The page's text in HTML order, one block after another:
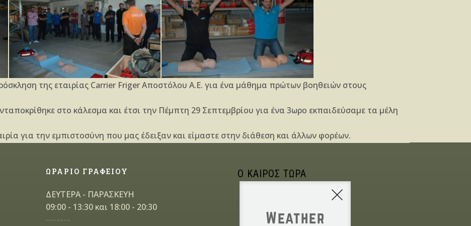
της εταιρίας Carrier Friger Aποστόλου Α.Ε. για ένα μάθημα πρώτων βοηθειών στους
στο κάλεσμα και έτσι την Πέμπτη 29 Σεπτεμβρίου για ένα 3ωρο εκπαιδεύσαμε τα μέλη
για την εμπιστοσύνη που μας έδειξαν και είμαστε στην διάθεση και άλλων φορέων.
ΩΡΑΡΙΟ ΓΡΑΦΕΙΟΥ
ΔΕΥΤΕΡΑ - ΠΑΡΑΣΚΕΥΗ
09:00 - 13:30 και 18:00 - 20:30
-------
Ο ΚΑΙΡΟΣ ΤΩΡΑ
Weather